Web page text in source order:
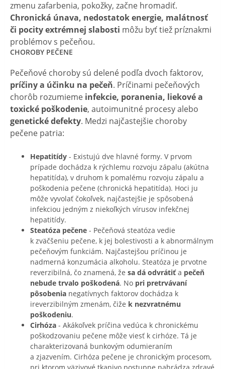
zmenu zafarbenia, pokožky, začne hromadiť.
Chronická únava, nedostatok energie, malátnosť
či pocity extrémnej slabosti môžu byť tiež príznakmi
problémov s pečeňou.
CHOROBY PEČENE
Pečeňové choroby sú delené podľa dvoch faktorov,
príčiny a účinku na pečeň. Príčinami pečeňových
chorôb rozumieme infekcie, poranenia, liekové a
toxické poškodenie, autoimunitné procesy alebo
genetické defekty. Medzi najčastejšie choroby
pečene patria:
Hepatitídy - Existujú dve hlavné formy. V prvom
prípade dochádza k rýchlemu rozvoju zápalu (akútna
hepatitída), v druhom k pomalému rozvoju zápalu a
poškodenia pečene (chronická hepatitída). Hoci ju
môže vyvolať čokoľvek, najčastejšie je spôsobená
infekciou jedným z niekoľkých vírusov infekčnej
hepatitídy.
Steatóza pečene - Pečeňová steatóza vedie
k zväčšeniu pečene, k jej bolestivosti a k abnormálnym
pečeňovým funkciám. Najčastejšou príčinou je
nadmerná konzumácia alkoholu. Steatóza je prvotne
reverzibilná, čo znamená, že sa dá odvrátiťa pečeň
nebude trvalo poškodená. No pri pretrvávaní
pôsobenia negatívnych faktorov dochádza k
ireverzibilným zmenám, čiže k nezvratnému
poškodeniu.
Cirhóza - Akákoľvek príčina vedúca k chronickému
poškodzovaniu pečene môže viesť k cirhóze. Tá je
charakterizovaná bunkovým odumieraním
a zjazvením. Cirhóza pečene je chronickým procesom,